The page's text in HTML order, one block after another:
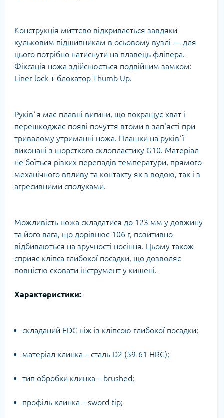
Конструкція миттєво відкривається завдяки
кульковим підшипникам в осьовому вузлі — для
цього потрібно натиснути на плавець фліпера.
Фіксація ножа здійснюється подвійним замком:
Liner lock + блокатор Thumb Up.
Руківʼя має плавні вигини, що покращує хват і
перешкоджає появі почуття втоми в зап'ясті при
тривалому утриманні ножа. Плашки на руківʼї
виконані з шорсткого склопластику G10. Матеріал
не боїться різких перепадів температури, прямого
механічного впливу та контакту як з водою, так і з
агресивними сполуками.
Можливість ножа складатися до 123 мм у довжину
та його вага, що дорівнює 106 г, позитивно
відбиваються на зручності носіння. Цьому також
сприяє кліпса глибокої посадки, що дозволяє
повністю сховати інструмент у кишені.
Характеристики:
складаний EDC ніж із кліпсою глибокої посадки;
матеріал клинка – сталь D2 (59-61 HRC);
тип обробки клинка – brushed;
профіль клинка – sword tip;